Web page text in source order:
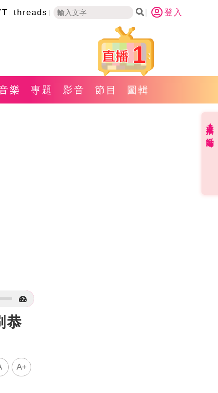
threads 登入
1
樂 專題 影音 節目 圖輯
恭
A+
直播✦活動